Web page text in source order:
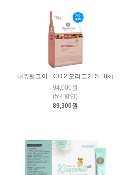
내츄럴코어 ECO 2 오리고기 S 10kg
94,000원
(5%할인)
89,300원